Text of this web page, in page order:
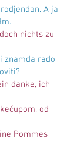
A ja
nichts zu
znamda rado
danke, ich
od
Pommes